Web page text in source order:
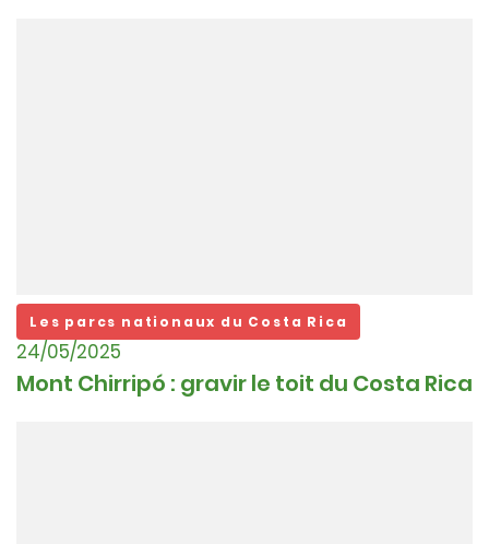
Les parcs nationaux du Costa Rica
24/05/2025
Mont Chirripó : gravir le toit du Costa Rica